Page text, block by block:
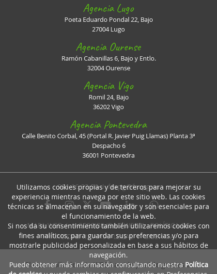
Agencia Lugo
Poeta Eduardo Pondal 22, Bajo
27004 Lugo
Agencia Ourense
Ramón Cabanillas 6, Bajo y Entlo.
32004 Ourense
Agencia Vigo
Romil 24, Bajo
36202 Vigo
Agencia Pontevedra
Calle Benito Corbal, 45 (Portal R. Javier Puig Llamas) Planta 3ª
Despacho 6
36001 Pontevedra
981 16 93 36 Ifaxpg@faxpg.es
MAPA WEBIACCESIBILIDAD WEBIPOLÍTICA DE
PRIVACIDADIAVISO LEGALILICENCIA
El desarrollo de esta WEB ha sido posible gracias al
Utilizamos cookies propias y de terceros para mejorar su
experiencia mientras navega por este sitio web. Las cookies
técnicas se almacenan en su navegador y son esenciales para
el funcionamiento de la web.
Si nos da su consentimiento también utilizaremos cookies con
fines analíticos, para guardar sus preferencias y/o para
mostrarle publicidad personalizada en base a sus hábitos de
navegación.
Puede obtener más información consultando nuestraPolítica